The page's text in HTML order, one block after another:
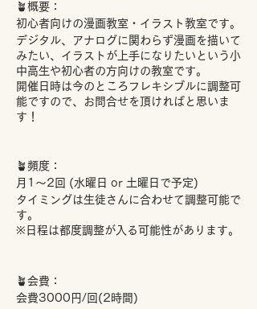
🪴概要：
初心者向けの漫画教室・イラスト教室です。
デジタル、アナログに関わらず漫画を描いて
みたい、イラストが上手になりたいという小
中高生や初心者の方向けの教室です。
開催日時は今のところフレキシブルに調整可
能ですので、お問合せを頂ければと思いま
す！
🪴頻度：
月1～2回 (水曜日 or 土曜日で予定)
タイミングは生徒さんに合わせて調整可能で
す。
※日程は都度調整が入る可能性があります。
🪴会費：
会費3000円/回(2時間)